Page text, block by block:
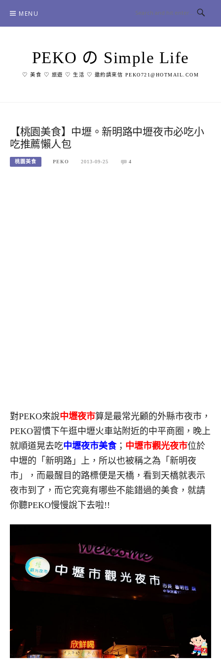
content
MENU
PEKO の Simple Life
♡ 美食 ♡ 旅遊 ♡ 生活 ♡ 邀約請來信 PEKO721@HOTMAIL.COM
【桃園美食】中壢。新明路中壢夜市必吃小
吃推薦懶人包
桃園美食 PEKO 2013-09-25 4
對PEKO來說中壢夜市算是最常光顧的外縣市夜市，
PEKO習慣下午逛中壢火車站附近的中平商圈，晚上
就順道晃去吃中壢夜市美食； 中壢市觀光夜市位於
中壢的「新明路」上，所以也被稱之為「新明夜
市」，而最醒目的路標便是天橋，看到天橋就表示
夜市到了，而它究竟有哪些不能錯過的美食，就請
你聽PEKO慢慢說下去啦!!